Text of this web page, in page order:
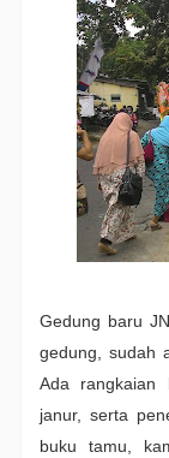
Gedung baru
gedung, sudah
Ada rangkaian
janur, serta
buku tamu,